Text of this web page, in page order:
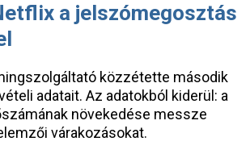
a jelszómegosztás
közzétette második
adatait. Az adatokból kiderül: a
növekedése messze
várakozásokat.